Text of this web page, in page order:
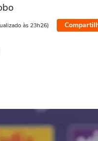
às 23h26)